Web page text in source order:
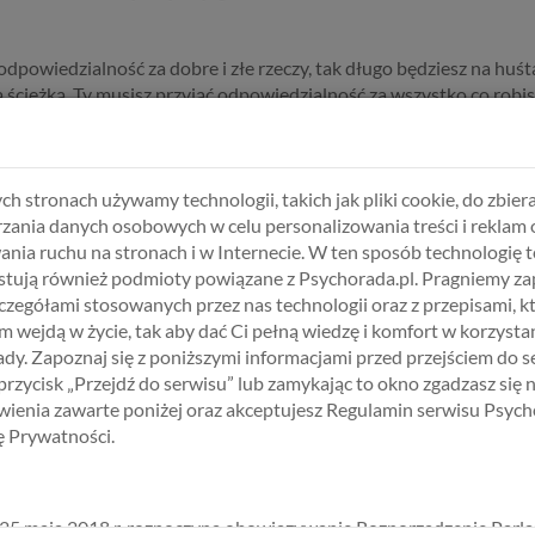
za dobre i złe rzeczy, tak długo będziesz na
Ty musisz przyjąć odpowiedzialność za wszystko co
nie będą Cię dobijały różne rzeczy, tylko stwierdzisz: acha,
to zrobić aby było lepiej następnym razem, i to robisz, po
w markecie Ci coś powie, nie czekasz aż Pan Józio z
Ci powie -nie.Robisz tylko to co Ty, Ty podejmujesz decyzję,
USŁUGĘ, SPECJALISTĘ I
stronach używamy technologii, takich jak pliki cookie, do
danych osobowych w celu personalizowania treści i reklam
ruchu na stronach i w Internecie. W ten sposób technologię
również podmioty powiązane z Psychorada.pl. Pragniemy
stosowanych przez nas technologii oraz z przepisami,
wejdą w życie, tak aby dać Ci pełną wiedzę i komfort w
Zapoznaj się z poniższymi informacjami przed przejściem do
„Przejdź do serwisu” lub zamykając to okno zgadzasz się
zawarte poniżej oraz akceptujesz Regulamin serwisu
Prywatności.
maja 2018 r. rozpoczyna obowiązywanie Rozporządzenie